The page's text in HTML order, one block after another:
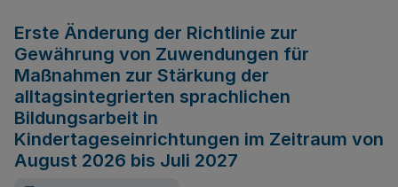
Erste Änderung der Richtlinie zur
Gewährung von Zuwendungen für
Maßnahmen zur Stärkung der
alltagsintegrierten sprachlichen
Bildungsarbeit in
Kindertageseinrichtungen im Zeitraum von
August 2026 bis Juli 2027